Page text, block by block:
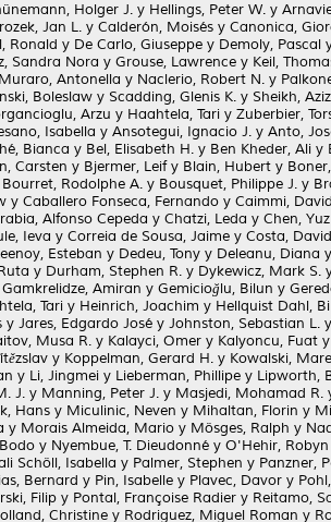
Holger J. y Hellings, Peter W. y
Jan L. y Calderón, Moisés y Canonica,
Ronald y De Carlo, Giuseppe y Demoly, Pascal
Sandra Nora y Grouse, Lawrence y Keil,
Muraro, Antonella y Naclerio, Robert N. y
Boleslaw y Scadding, Glenis K. y Sheikh, Aziz
Arzu y Haahtela, Tari y Zuberbier,
Isabella y Ansotegui, Ignacio J. y Anto,
Bianca y Bel, Elisabeth H. y Ben Kheder, Ali y
Carsten y Bjermer, Leify Blain, Hubert y
Bourret, Rodolphe A. y Bousquet, Philippe J. y
y Caballero Fonseca, Fernando y Caimmi,
Alfonso Cepeda y Chatzi, Leda y Chen,
Ieva y Correia de Sousa, Jaime y Costa,
Esteban y Dedeu, Tony y Deleanu, Diana
y Durham, Stephen R. y Dykewicz, Mark S.
Gamkrelidze, Amiran y Gemicioğlu, Bilun y
Tari y Heinrich, Joachim y Hellquist Dahl,
y Jares, Edgardo José y Johnston, Sebastian L.
Musa R. y Kalayci, Omer y Kalyoncu, Fuat
y Koppelman, Gerard H. y Kowalski,
y Li, Jingmei y Lieberman, Phillipe y Lipworth,
J. y Manning, Peter J. y Masjedi, Mohamad R.
Hans y Miculinic, Neven y Mihaltan, Florin y
y Morais Almeida, Mario y Mösges, Ralph y
y Nyembue, T. Dieudonné y O'Hehir, Robyn
Schöll, Isabella y Palmer, Stephen y Panzner,
Bernard y Pin, Isabelle y Plavec, Davor y
Filip y Pontal, Françoise Radier y Reitamo,
Christine y Rodriguez, Miguel Roman y